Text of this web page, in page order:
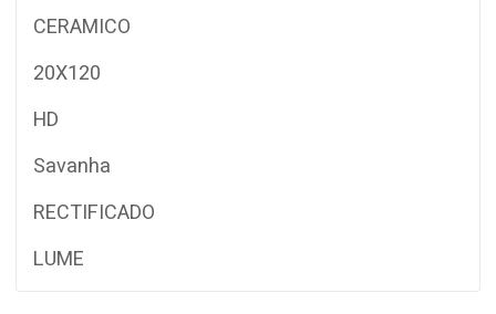
CERAMICO
20X120
HD
Savanha
RECTIFICADO
LUME